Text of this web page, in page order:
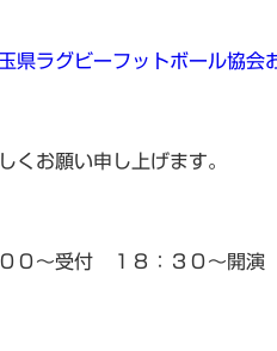
県ラグビーフットボール協会
くお願い申し上げます。
～受付 １８：３０～開演